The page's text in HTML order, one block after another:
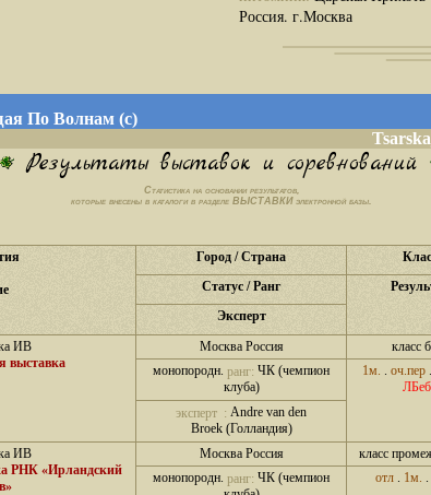
Россия. г.Москва
По Волнам (с)
Результаты выставок и соревнований
Статистика на основании результатов,
которые внесены в каталоги в разделе ВЫСТАВКИэлектронной базы.
Город / Страна
Статус / Ранг
Эксперт
ИВ
выставка
Москва Россия класс
монопородн. ранг: ЧК (чемпион
клуба)
1м. оч.пер
ЛБеб
эксперт : Andre van den
Broek (Голландия)
ИВ
РНК «Ирландский
Москва Россия класс
монопородн. ранг: ЧК (чемпион
отл 1м.